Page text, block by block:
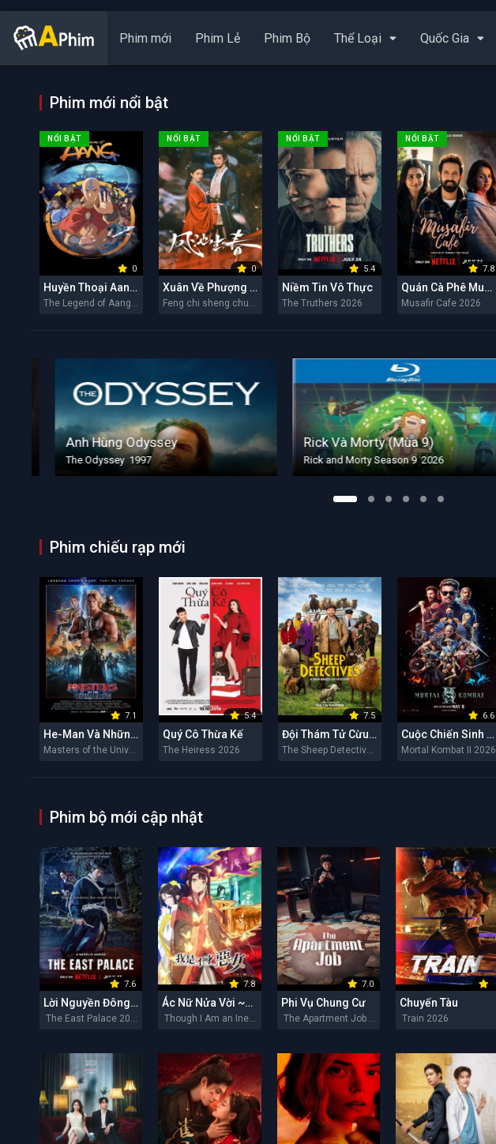
Phim mới Phim Lẻ Phim Bộ Thể Loại Quốc Gia
Phim mới nổi bật
0
NỔI BẬT
Huyền Thoại Aang: Tiết Khí Sư Cuối Cùng
The Legend of Aang: The Last Airbender 2026
0
NỔI BẬT
Xuân Về Phượng Trì
Feng chi sheng chun 2026
5.4
NỔI BẬT
Niềm Tin Vô Thực
The Truthers 2026
7.8
NỔI BẬT
Quán Cà Phê Musafir
Musafir Cafe 2026
Anh Hùng Odyssey
The Odyssey 1997
Rick Và Morty (Mùa 9)
Rick and Morty Season 9 2026
Phim chiếu rạp mới
7.1
He-Man Và Những Chiến Binh Vũ Trụ
5.4
Quý Cô Thừa Kế
The Heiress 2026
7.5
Đội Thám Tử Cừu: Án Mạng Lúc Nửa Đêm
6.6
Cuộc Chiến Sinh Tử II
Mortal Kombat II 2026
Phim bộ mới cập nhật
7.6
Lời Nguyền Đông Cung
The East Palace 2026
7.8
Ác Nữ Nửa Vời ~Truyền Kì Hoán Hồn Đổi Xác~
Though I Am an Inept Villainess 2026
7.0
Phi Vụ Chung Cư
The Apartment Job 2026
Chuyến Tàu
Train 2026